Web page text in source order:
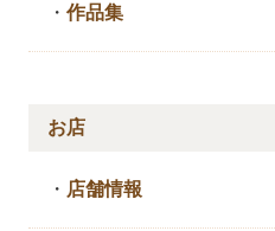
・作品集
お店
・ 店舗情報